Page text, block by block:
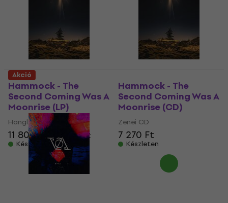
Hammock - The
Second Coming Was A
Moonrise (LP)
Hanglemez
11 800 Ft13 260 Ft
Készleten
Hammock - The
Second Coming Was A
Moonrise (CD)
Zenei CD
7 270 Ft
Készleten
Akció